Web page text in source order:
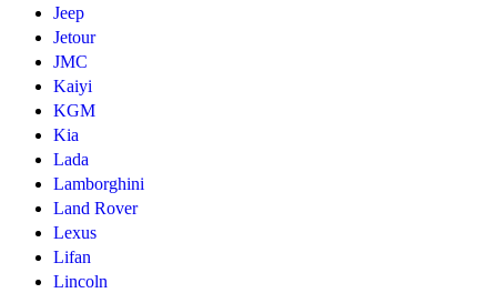
Jeep
Jetour
JMC
Kaiyi
KGM
Kia
Lada
Lamborghini
Land Rover
Lexus
Lifan
Lincoln